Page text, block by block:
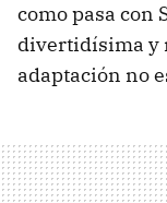
como pasa con
divertidísima y
adaptación no